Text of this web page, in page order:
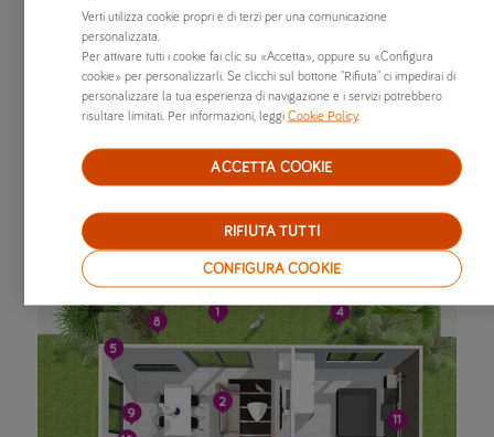
Verti utilizza cookie propri e di terzi per una comunicazione
personalizzata.
Per attivare tutti i cookie fai clic su «Accetta», oppure su «Configura
cookie» per personalizzarli. Se clicchi sul bottone "Rifiuta" ci impedirai di
personalizzare la tua esperienza di navigazione e i servizi potrebbero
risultare limitati. Per informazioni, leggi Cookie Policy.
CONFIGURA COOKIE
RIFIUTA TUTTI
ACCETTA COOKIE